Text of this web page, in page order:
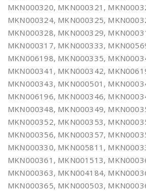
MKN000320, MKN000321,
MKN000324, MKN000325,
MKN000328, MKN000329,
MKN000317, MKN000333,
MKN006198, MKN000335,
MKN000341, MKN000342,
MKN000343, MKN000501,
MKN006196, MKN000346,
MKN000348, MKN000349,
MKN000352, MKN000353,
MKN000356, MKN000357,
MKN000330, MKN005811,
MKN000361, MKN001513,
MKN000363, MKN004184,
MKN000365, MKN000503,